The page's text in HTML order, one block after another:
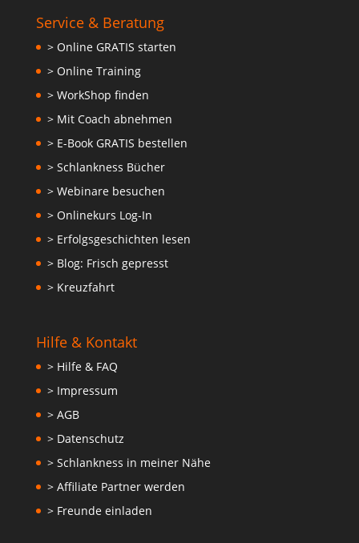
Service & Beratung
> Online GRATIS starten
> Online Training
> WorkShop finden
> Mit Coach abnehmen
> E-Book GRATIS bestellen
> Schlankness Bücher
> Webinare besuchen
> Onlinekurs Log-In
> Erfolgsgeschichten lesen
> Blog: Frisch gepresst
> Kreuzfahrt
Hilfe & Kontakt
> Hilfe & FAQ
> Impressum
> AGB
> Datenschutz
> Schlankness in meiner Nähe
> Affiliate Partner werden
> Freunde einladen